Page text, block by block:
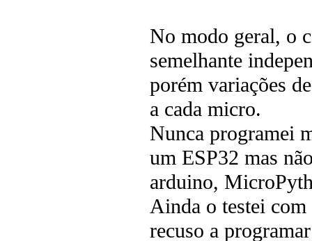
No modo geral, o
semelhante
porém variações
a cada micro.
Nunca programei
um ESP32 mas
arduino,
Ainda o testei
recuso a